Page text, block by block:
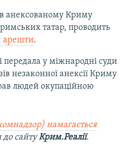
в анексованому Криму
татар, проводить
арешти.
передала у міжнародні суди
незаконної анексії Криму
людей окупаційною
намагається
до сайтуКрим.Реалії.